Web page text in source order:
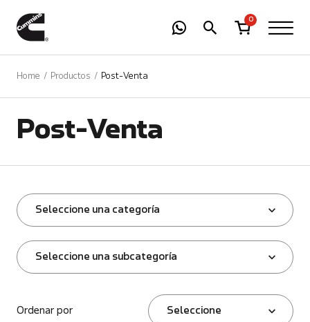
0
Home Productos Post-Venta
Post-Venta
Seleccione una categoría
Seleccione una subcategoría
Ordenar por Seleccione